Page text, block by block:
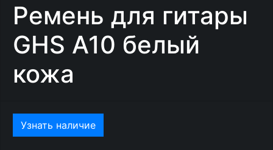
Ремень для гитары
GHS А10 белый
кожа
Узнать наличие